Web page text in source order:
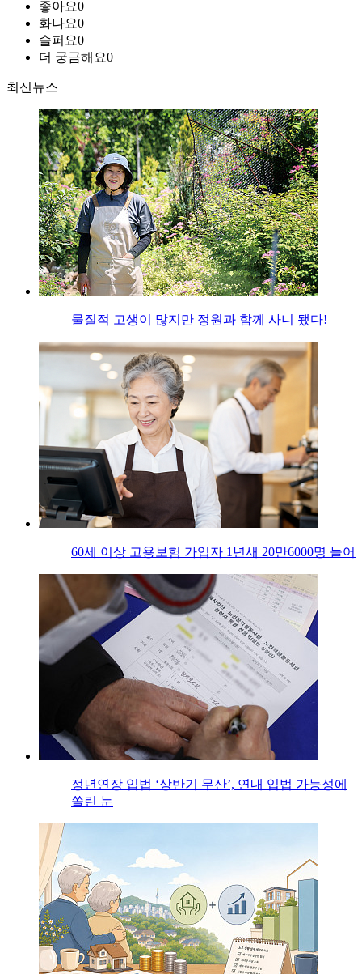
좋아요0
화나요0
슬퍼요0
더 궁금해요0
최신뉴스
물질적 고생이 많지만 정원과 함께 사니 됐다!
60세 이상 고용보험 가입자 1년새 20만6000명 늘어
정년연장 입법 ‘상반기 무산’, 연내 입법 가능성에
쏠린 눈